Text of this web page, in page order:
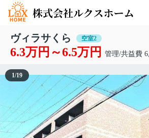
ヴィラサくら 空室2
6.3万円～6.5万円 管理/共益費
1/19